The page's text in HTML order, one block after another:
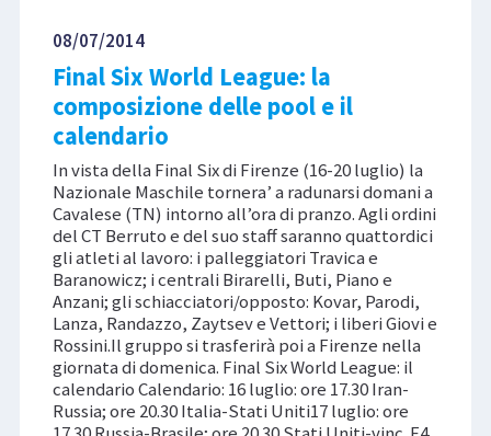
08/07/2014
Final Six World League: la
composizione delle pool e il
calendario
In vista della Final Six di Firenze (16-20 luglio) la
Nazionale Maschile tornera’ a radunarsi domani a
Cavalese (TN) intorno all’ora di pranzo. Agli ordini
del CT Berruto e del suo staff saranno quattordici
gli atleti al lavoro: i palleggiatori Travica e
Baranowicz; i centrali Birarelli, Buti, Piano e
Anzani; gli schiacciatori/opposto: Kovar, Parodi,
Lanza, Randazzo, Zaytsev e Vettori; i liberi Giovi e
Rossini.Il gruppo si trasferirà poi a Firenze nella
giornata di domenica. Final Six World League: il
calendario Calendario: 16 luglio: ore 17.30 Iran-
Russia; ore 20.30 Italia-Stati Uniti17 luglio: ore